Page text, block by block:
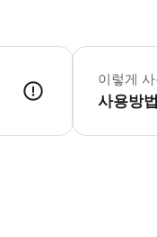
식이 제한이 있
이렇게
사용방법